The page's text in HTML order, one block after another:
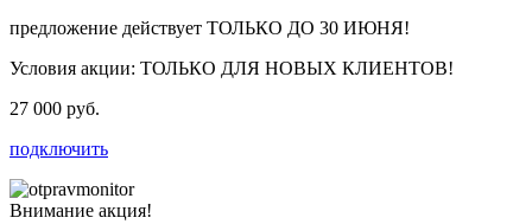
предложение действует ТОЛЬКО ДО 30 ИЮНЯ!
Условия акции: ТОЛЬКО ДЛЯ НОВЫХ КЛИЕНТОВ!
27 000 руб.
подключить
Внимание акция!